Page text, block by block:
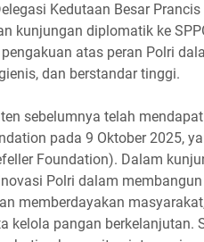
Kedutaan Besar
kunjungan diplomatik ke
atas peran Polri
dan berstandar tinggi.
sebelumnya telah
pada 9 Oktober 2025,
Foundation). Dalam
Polri dalam
memberdayakan
kelola pangan berkelanjutan.